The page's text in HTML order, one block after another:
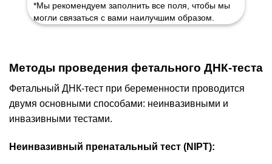
*Мы рекомендуем заполнить все поля, чтобы мы
могли связаться с вами наилучшим образом.
Методы проведения фетального ДНК-теста
Фетальный ДНК-тест при беременности проводится
двумя основными способами: неинвазивными и
инвазивными тестами.
Неинвазивный пренатальный тест (NIPT):